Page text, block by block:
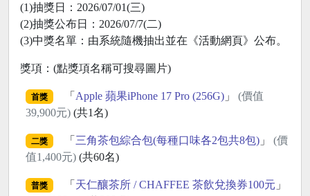
(1)抽獎日：2026/07/01(三)
(2)抽獎公布日：2026/07/7(二)
(3)中獎名單：由系統隨機抽出並在《活動網頁》公布。
獎項：(點獎項名稱可搜尋圖片)
首獎 「 Apple 蘋果iPhone 17 Pro (256G)」 (價值
39,900元) (共1名)
二獎 「 三角茶包綜合包(每種口味各2包共8包)」 (價
值1,400元) (共60名)
普獎 「 天仁釀茶所 / CHAFFEE 茶飲兌換券100元 」